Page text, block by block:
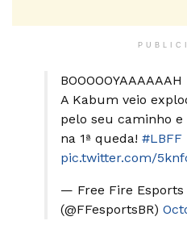
BOOOOOYAAAAAAH
A Kabum veio
pelo seu caminho
na 1ª queda! #LBFF
pic.twitter.com/
— Free Fire Esports
(@FFesportsBR)